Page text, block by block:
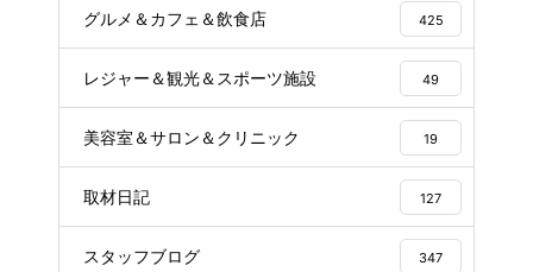
グルメ＆カフェ＆飲食店 425
レジャー＆観光＆スポーツ施設 49
美容室＆サロン＆クリニック 19
取材日記 127
スタッフブログ 347